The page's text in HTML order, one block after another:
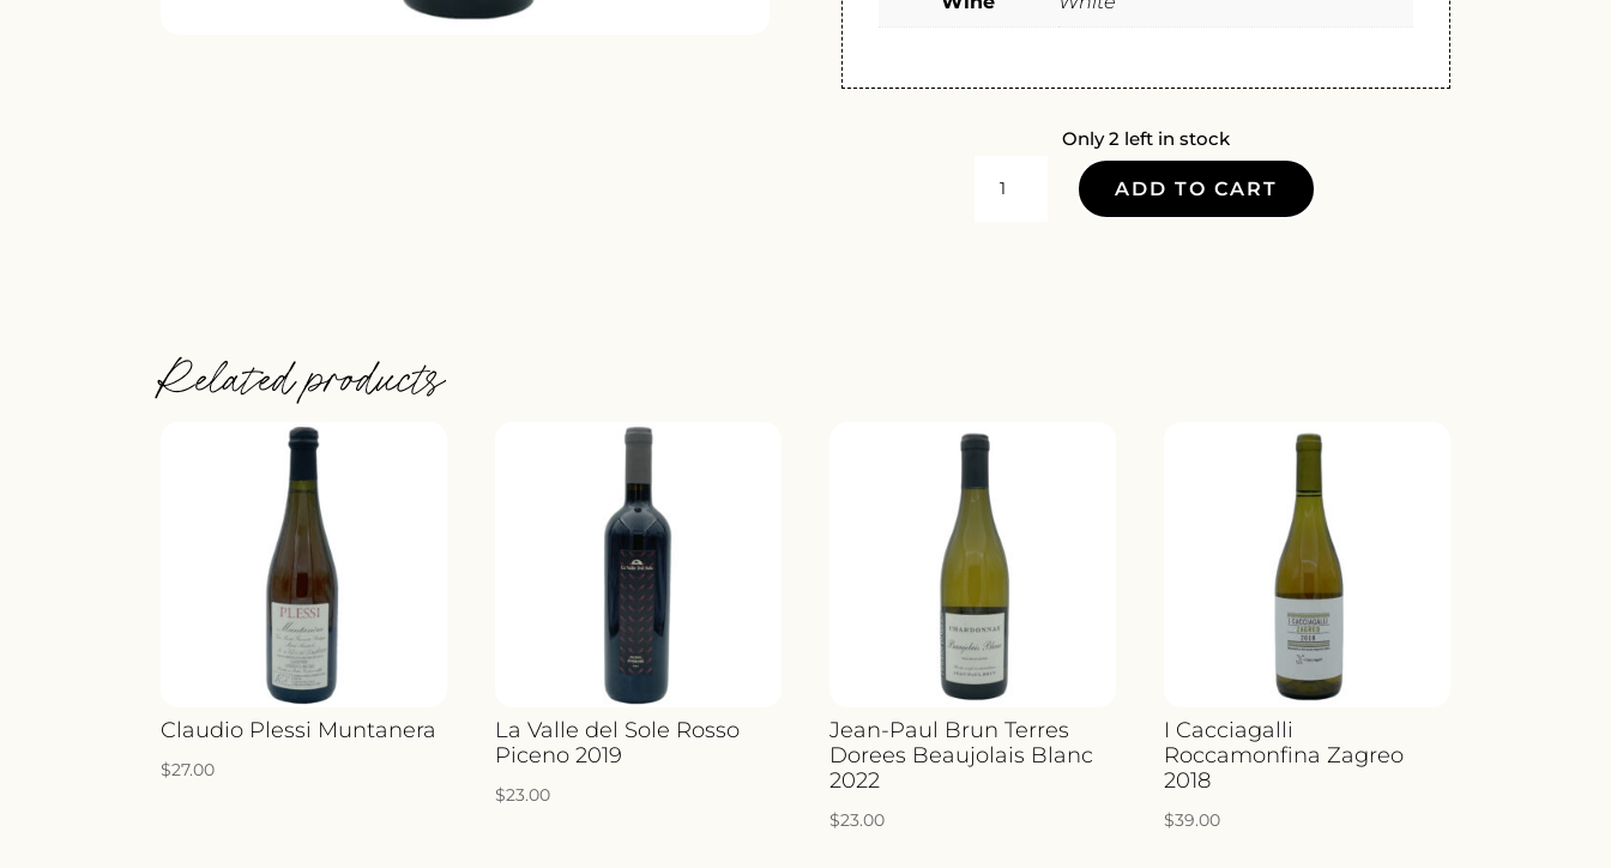
Only 2 left in stock
2021
ADD TO CART
Related products
Claudio Plessi Muntanera
$27.00
La Valle del Sole Rosso
Piceno 2019
$23.00
Jean-Paul Brun Terres
Dorees Beaujolais Blanc
2022
$23.00
I Cacciagalli
Roccamonfina Zagreo
2018
$39.00